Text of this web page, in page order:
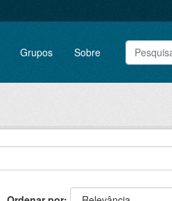
Grupos Sobre